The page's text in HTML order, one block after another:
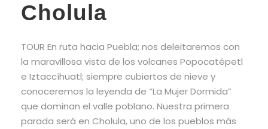
Cholula
TOUR En ruta hacia Puebla; nos deleitaremos con
la maravillosa vista de los volcanes Popocatépetl
e Iztaccíhuatl; siempre cubiertos de nieve y
conoceremos la leyenda de “La Mujer Dormida”
que dominan el valle poblano. Nuestra primera
parada será en Cholula, uno de los pueblos más